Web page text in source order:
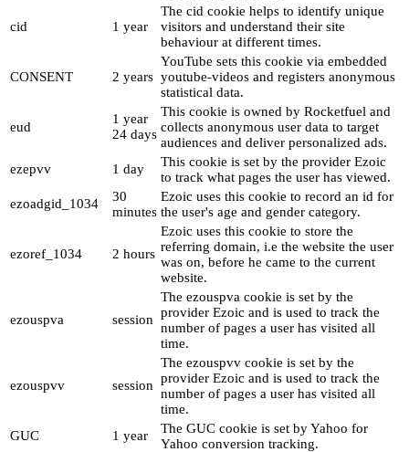
cid 1 year
The cid cookie helps to identify unique
visitors and understand their site
behaviour at different times.
CONSENT 2 years
YouTube sets this cookie via embedded
youtube-videos and registers anonymous
statistical data.
eud
1 year
24 days
This cookie is owned by Rocketfuel and
collects anonymous user data to target
audiences and deliver personalized ads.
ezepvv
1 day
This cookie is set by the provider Ezoic
to track what pages the user has viewed.
ezoadgid_1034
30
minutes
Ezoic uses this cookie to record an id for
the user's age and gender category.
ezoref_1034 2 hours
Ezoic uses this cookie to store the
referring domain, i.e the website the user
was on, before he came to the current
website.
ezouspva session
The ezouspva cookie is set by the
provider Ezoic and is used to track the
number of pages a user has visited all
time.
ezouspvv session
The ezouspvv cookie is set by the
provider Ezoic and is used to track the
number of pages a user has visited all
time.
GUC
1 year
The GUC cookie is set by Yahoo for
Yahoo conversion tracking.